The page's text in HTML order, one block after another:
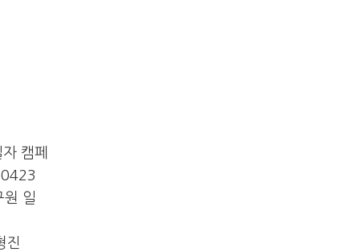
캠페
일
진